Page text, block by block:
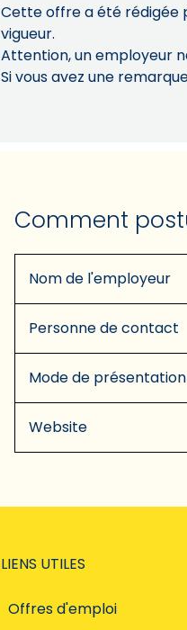
Cette offre a été rédigée
vigueur.
Attention, un employeur
Si vous avez une
Comment
Nom de l'employeur
Personne de contact
Mode de présentation
Website
LIENS UTILES
Offres d'emploi